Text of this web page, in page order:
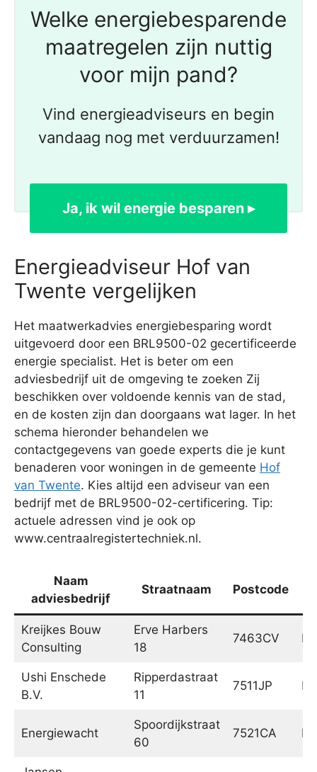
Welke energiebesparende
maatregelen zijn nuttig
voor mijn pand?
Vind energieadviseurs en begin
vandaag nog met verduurzamen!
Ja, ik wil energie besparen ▸
Energieadviseur Hof van
Twente vergelijken
Het maatwerkadvies energiebesparing wordt
uitgevoerd door een BRL9500-02 gecertificeerde
energie specialist. Het is beter om een
adviesbedrijf uit de omgeving te zoeken Zij
beschikken over voldoende kennis van de stad,
en de kosten zijn dan doorgaans wat lager. In het
schema hieronder behandelen we
contactgegevens van goede experts die je kunt
benaderen voor woningen in de gemeente Hof
van Twente. Kies altijd een adviseur van een
bedrijf met de BRL9500-02-certificering. Tip:
actuele adressen vind je ook op
www.centraalregistertechniek.nl.
Naam
adviesbedrijf
Straatnaam Postcode
Kreijkes Bouw
Consulting
Erve Harbers
18
7463CV
Ushi Enschede
B.V.
Ripperdastraat
11
7511JP
Energiewacht
Spoordijkstraat
60
7521CA